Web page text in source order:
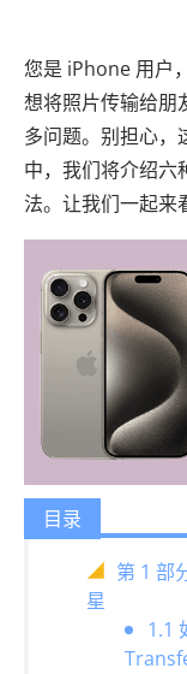
您是 iPhone 用户
想将照片传输给朋
多问题。别担心，
中，我们将介绍六
法。让我们一起来
目录
第 1 部
星
1.1